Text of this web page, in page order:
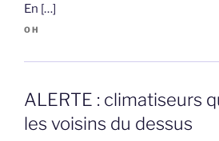
En […]
OH
ALERTE : climatiseurs
les voisins du dessus